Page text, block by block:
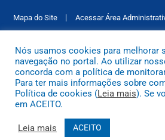
Mapa do Site Acessar Área
Nós usamos cookies para melhorar
navegação no portal. Ao utilizar
concorda com a política de
Para ter mais informações sobre
Política de cookies (Leia mais). Se
em ACEITO.
Leia mais ACEITO